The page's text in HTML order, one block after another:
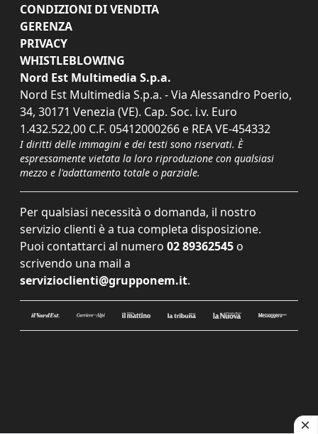
CONDIZIONI DI VENDITA
GERENZA
PRIVACY
WHISTLEBLOWING
Nord Est Multimedia S.p.a.
Nord Est Multimedia S.p.a. - Via Alessandro Poerio,
34, 30171 Venezia (VE). Cap. Soc. i.v. Euro
1.432.522,00 C.F. 05412000266 e REA VE-454332
I diritti delle immagini e dei testi sono riservati. È
espressamente vietata la loro riproduzione con qualsiasi
mezzo e l'adattamento totale o parziale.
Per qualsiasi necessità o domanda, il nostro
servizio clienti è a tua completa disposizione.
Puoi contattarci al numero 02 89362545 o
scrivendo una mail a
servizioclienti@grupponem.it.